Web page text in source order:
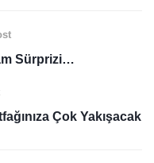
Sürprizi…
Çok Yakışacak